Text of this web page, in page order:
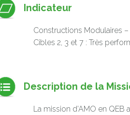
Indicateur
Constructions Modulaires
Cibles 2, 3 et 7 : Très
Description de la
La mission d’AMO en QEB